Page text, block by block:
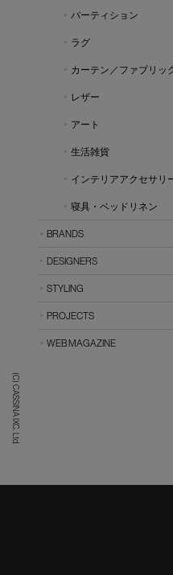
(C) CASSINA IXC. Ltd.
パーティション
ラグ
カーテン／ファブリッ
レザー
アート
生活雑貨
インテリアアクセサリ
寝具・ベッドリネン
BRANDS
DESIGNERS
STYLING
PROJECTS
WEB MAGAZINE